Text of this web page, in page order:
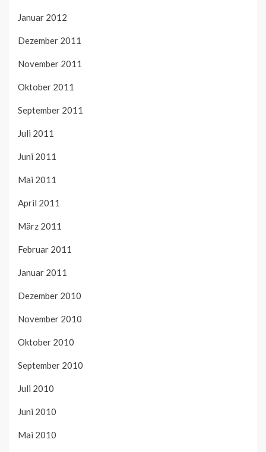
Januar 2012
Dezember 2011
November 2011
Oktober 2011
September 2011
Juli 2011
Juni 2011
Mai 2011
April 2011
März 2011
Februar 2011
Januar 2011
Dezember 2010
November 2010
Oktober 2010
September 2010
Juli 2010
Juni 2010
Mai 2010